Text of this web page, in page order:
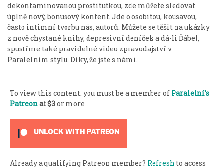
dekontaminovanou prostitutkou, zde můžete sledovat
úplně nový, bonusový kontent. Jde o osobitou, kousavou,
často intimní tvorbu nás, autorů. Můžete se těšit na ukázky
z nově chystané knihy, depresivní deníček a dá-li Ďábel,
spustíme také pravidelné video zpravodajství v
Paralelním stylu. Díky, že jste s námi.
To view this content, you must be a member of Paralelní's
Patreonat $3or more
UNLOCK WITH PATREON
Already a qualifying Patreon member? Refresh to access